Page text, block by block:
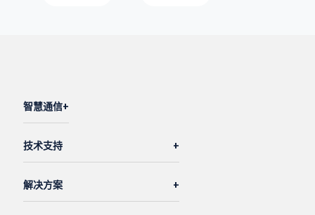
智慧通信
技术支持
解决方案